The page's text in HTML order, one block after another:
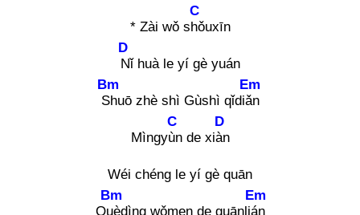
* Zài wǒ shǒ
C
uxīn
Nǐ
D
huà le yí gè yuán
Sh
Bm
uō zhè shì Gùshì qǐdiǎn
Em
Mìngyùn
C
de xiàn
D
Wéi chéng le yí gè quān
Què
Bm
dìng wǒmen de guānlián
Em